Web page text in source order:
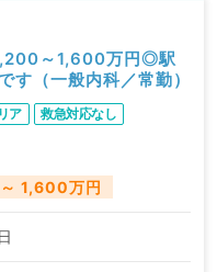
～1,600万円◎駅
す（一般内科／常勤）
ア
救急対応なし
1,600万円